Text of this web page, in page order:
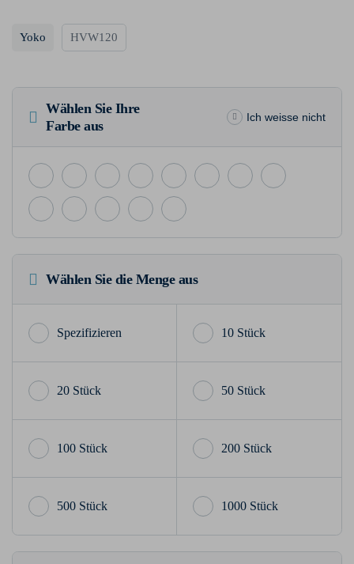
Yoko HVW120
Wählen Sie Ihre
Farbe aus
Ich weisse nicht
Wählen Sie die Menge aus
10 Stück
20 Stück 50 Stück
100 Stück 200 Stück
500 Stück 1000 Stück